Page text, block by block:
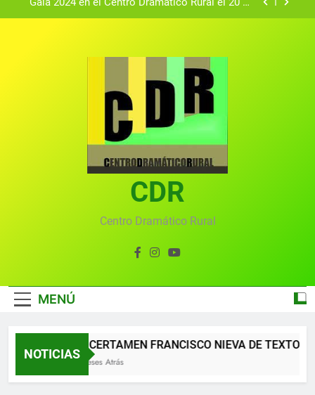
Gala 2024 en el Centro Dramático Rural el 20 de
convocado por el Centro Dramático Rural de Mira
(Cuenca)
Gala anual virtual del Centro Dramático Rural de
Gala del Centro Dramático Rural 2025
Gala 2024 en el Centro Dramático Rural el 20 de
Textos seleccionados en el VI Certamen
Francisco Nieva de piezas breves teatrales
convocado por el Centro Dramático Rural de Mira
Gala anual virtual del Centro Dramático Rural de
CDR
Centro Dramático Rural
MENÚ
NOTICIAS
XII CERTAMEN FRANCISCO NIEVA DE TEXTOS
2 Meses Atrás